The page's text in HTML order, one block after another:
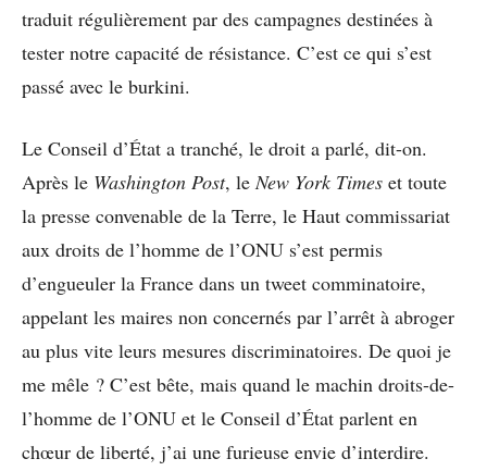
traduit régulièrement par des campagnes destinées à
tester notre capacité de résistance. C’est ce qui s’est
passé avec le burkini.
Le Conseil d’État a tranché, le droit a parlé, dit-on.
Après le Washington Post, leNew York Times et toute
la presse convenable de la Terre, le Haut commissariat
aux droits de l’homme de l’ONU s’est permis
d’engueuler la France dans un tweet comminatoire,
appelant les maires non concernés par l’arrêt à abroger
au plus vite leurs mesures discriminatoires. De quoi je
me mêle ? C’est bête, mais quand le machin droits-de-
l’homme de l’ONU et le Conseil d’État parlent en
chœur de liberté, j’ai une furieuse envie d’interdire.